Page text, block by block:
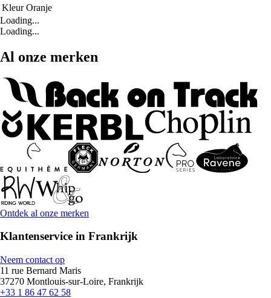
Kleur Oranje
Loading...
Loading...
Al onze merken
Ontdek al onze merken
Klantenservice in Frankrijk
Neem contact op
11 rue Bernard Maris
37270 Montlouis-sur-Loire, Frankrijk
+33 1 86 47 62 58